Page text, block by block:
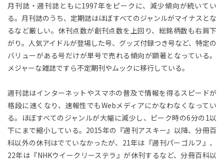
月刊誌・週刊誌ともに1997年をピークに、減少傾向が続いてい
る。月刊誌のうち、定期誌はほぼすべてのジャンルがマイナスとな
るなど厳しい。休刊点数が創刊点数を上回り、総銘柄数も右肩下
がり。人気アイドルが登場した号、グッズ付録つき号など、特定の
バリューがある号だけが単号で売れる傾向が顕著となっている。
メジャーな雑誌ですら不定期刊やムックに移行している。
週刊誌はインターネットやスマホの普及で情報を得るスピードが
格段に速くなり、速報性でもWebメディアにかなわなくなってい
る。ほぼすべてのジャンルが大幅に減少し、ピーク時の6分の1以
下にまで縮小している。2015年の『週刊アスキー』以降、分冊百
科以外の休刊はでていなかったが、21年は『週刊パーゴルフ』、
22年は『NHKウイークリーステラ』が休刊するなど、分冊百科以